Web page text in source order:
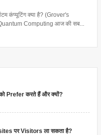
कंप्यूटिंग क्या है? (Grover's
Computing आज की सब...
Prefer करते हैं और क्यों?
पर Visitors ला सकता है?